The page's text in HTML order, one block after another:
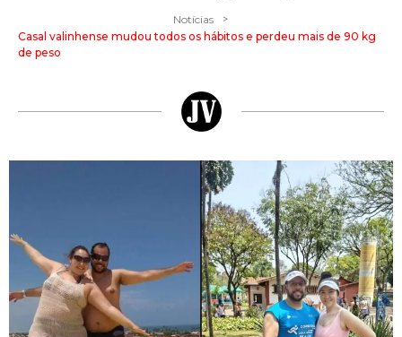
Notícias >
Casal valinhense mudou todos os hábitos e perdeu mais de 90 kg
de peso